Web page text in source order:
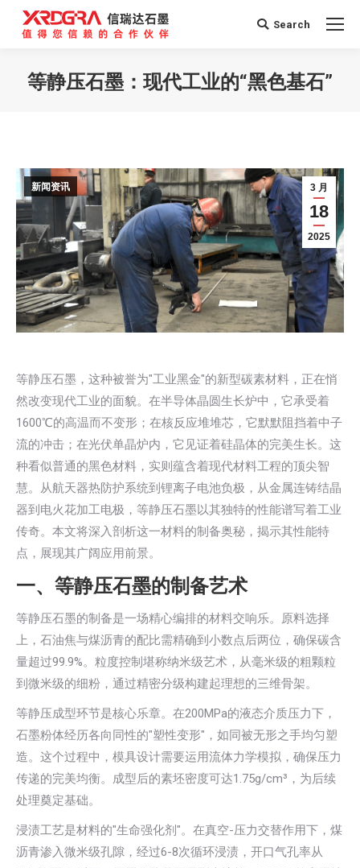
Search:
Search
等静压石墨：现代工业的“黑色基石”
3 月
18
2025
新闻资讯
等静压石墨，这种被誉为"工业黑金"的新型碳素材料，正在悄
然改变现代工业的面貌。在半导体晶圆生长炉中，它承受着
1600℃的高温而不变形；在核反应堆堆芯，它默默阻挡着中子
流的冲击；在光伏单晶炉内，它见证着硅晶体的完美生长。这
种看似普通的黑色材料，实则蕴含着现代材料工程的顶尖智
慧。从航天器热防护系统到锂离子电池负极，从金属连铸结晶
器到电火花加工电极，等静压石墨以其独特的性能谱写着工业
传奇。本文将深入剖析这一材料的制备奥秘，揭示其性能特
点，展现其广阔应用前景。
一、等静压石墨的制备艺术
等静压石墨的制备是一场精心编排的材料交响乐。原料选择
上，石油焦与煤沥青的配比需精确到小数点后两位，确保碳含
量超过99.9%。粒度控制堪称纳米级艺术，从毫米级的粗颗粒
到微米级的细粉，通过精密分级构建起理想的三维骨架。
等静压成型环节是核心乐章。在200MPa的液态介质压力下，
石墨粉体经历各向同性的"塑性变形"，如同被无形之手均匀塑
造。这个过程中，模具设计需要运用流体力学模拟，确保压力
传递的完美均衡。成型后的素坯密度可达1.75g/cm³，为后续
处理奠定基础。
浸渍工艺是材料的"生命强化剂"。在真空-压力交替作用下，煤
沥青渗入微米级孔隙，经过6-8次循环浸渍，开口气孔率从